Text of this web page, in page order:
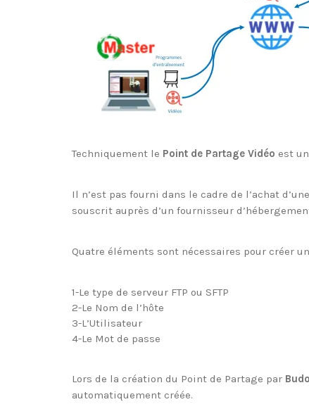
Techniquement le Point de Partage Vidéo est
Il n’est pas fourni dans le cadre de l’achat
souscrit auprès d’un fournisseur
Quatre éléments sont nécessaires pour créer un
1-Le type de serveur FTP ou SFTP
2-Le Nom de l’hôte
3-L’Utilisateur
4-Le Mot de passe
Lors de la création du Point de Partage par
automatiquement créée.